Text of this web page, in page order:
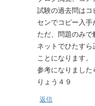
試験の過去問はコ
センでコピー入手
ただ、問題のみで
ネットでひたすら
ことになります。
参考になりました
りょう４９
返信